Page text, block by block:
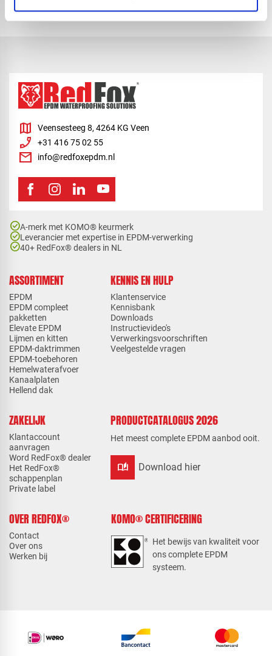
ASSORTIMENT
EPDM
EPDM compleet
pakketten
Elevate EPDM
Lijmen en kitten
EPDM-daktrimmen
EPDM-toebehoren
Hemelwaterafvoer
Kanaalplaten
Hellend dak
KENNIS EN HULP
Klantenservice
Kennisbank
Downloads
Instructievideo's
Verwerkingsvoorschriften
Veelgestelde vragen
ZAKELIJK
Klantaccount
aanvragen
Word RedFox® dealer
Het RedFox®
schappenplan
Private label
PRODUCTCATALOGUS 2026
Het meest complete EPDM aanbod ooit.
auto_stories Download hier
OVER REDFOX®
Contact
Over ons
Werken bij
KOMO® CERTIFICERING
Het bewijs van kwaliteit voor
ons complete EPDM
systeem.
map Veensesteeg 8, 4264 KG Veen
phone_enabled +31 416 75 02 55
mail info@redfoxepdm.nl
check_circleA-merk met KOMO® keurmerk
check_circleLeverancier met expertise in EPDM-verwerking
check_circle40+ RedFox® dealers in NL